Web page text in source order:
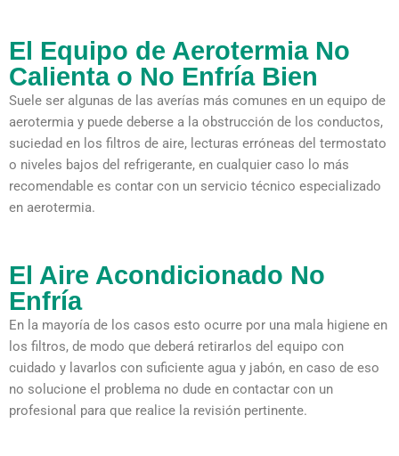
El Equipo de Aerotermia No
Calienta o No Enfría Bien
Suele ser algunas de las averías más comunes en un equipo de
aerotermia y puede deberse a la obstrucción de los conductos,
suciedad en los filtros de aire, lecturas erróneas del termostato
o niveles bajos del refrigerante, en cualquier caso lo más
recomendable es contar con un servicio técnico especializado
en aerotermia.
El Aire Acondicionado No
Enfría
En la mayoría de los casos esto ocurre por una mala higiene en
los filtros, de modo que deberá retirarlos del equipo con
cuidado y lavarlos con suficiente agua y jabón, en caso de eso
no solucione el problema no dude en contactar con un
profesional para que realice la revisión pertinente.